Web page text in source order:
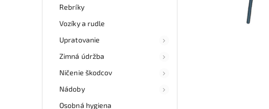
Rebríky
Vozíky a rudle
Upratovanie
Zimná údržba
Ničenie škodcov
Nádoby
Osobná hygiena